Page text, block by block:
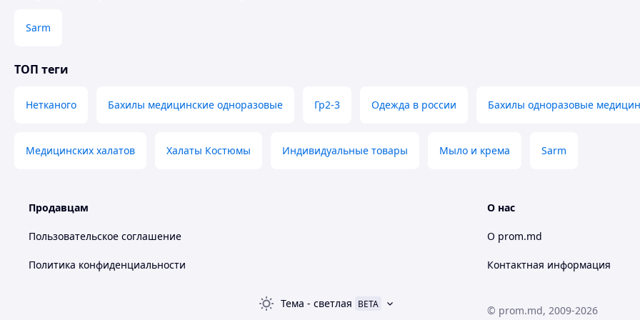
Sarm
ТОП теги
Нетканого Бахилы медицинские одноразовые Гр2-3 Одежда в россии Бахилы одноразовые
Медицинских халатов Халаты Костюмы Индивидуальные товары Мыло и крема Sarm
Продавцам
Пользовательское соглашение
Политика конфиденциальности
О нас
О prom.md
Контактная информация
Тема - светлая BETA © prom.md, 2009-2026